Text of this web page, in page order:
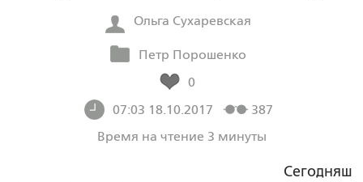
Ольга Сухаревская
Петр Порошенко
0
07:03 18.10.2017
387
Время на чтение 3 минуты
Сегодняш